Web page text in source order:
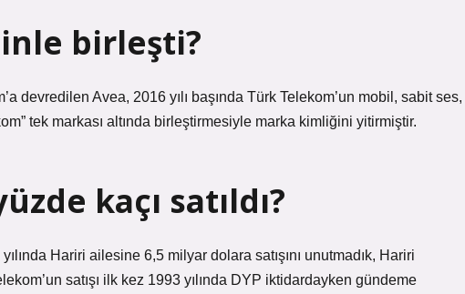
birleşti?
devredilen Avea, 2016 yılı başında Türk Telekom’un mobil, sabit ses,
tek markası altında birleştirmesiyle marka kimliğini yitirmiştir.
kaçı satıldı?
Hariri ailesine 6,5 milyar dolara satışını unutmadık, Hariri
satışı ilk kez 1993 yılında DYP iktidardayken gündeme